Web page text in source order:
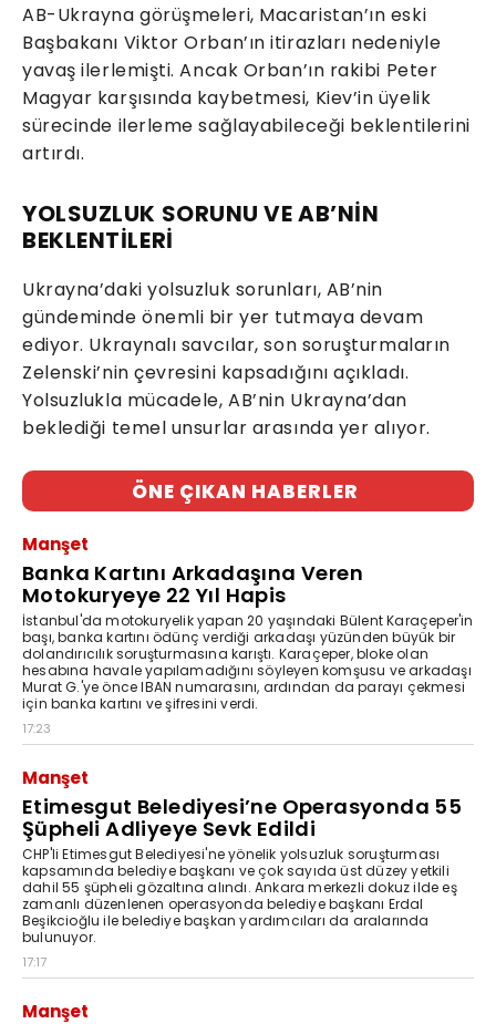
AB-Ukrayna görüşmeleri, Macaristan’ın eski
Başbakanı Viktor Orban’ın itirazları nedeniyle
yavaş ilerlemişti. Ancak Orban’ın rakibi Peter
Magyar karşısında kaybetmesi, Kiev’in üyelik
sürecinde ilerleme sağlayabileceği beklentilerini
artırdı.
YOLSUZLUK SORUNU VE AB’NİN
BEKLENTİLERİ
Ukrayna’daki yolsuzluk sorunları, AB’nin
gündeminde önemli bir yer tutmaya devam
ediyor. Ukraynalı savcılar, son soruşturmaların
Zelenski’nin çevresini kapsadığını açıkladı.
Yolsuzlukla mücadele, AB’nin Ukrayna’dan
beklediği temel unsurlar arasında yer alıyor.
ÖNE ÇIKAN HABERLER
Manşet
Banka Kartını Arkadaşına Veren
Motokuryeye 22 Yıl Hapis
İstanbul'da motokuryelik yapan 20 yaşındaki Bülent Karaçeper'in
başı, banka kartını ödünç verdiği arkadaşı yüzünden büyük bir
dolandırıcılık soruşturmasına karıştı. Karaçeper, bloke olan
hesabına havale yapılamadığını söyleyen komşusu ve arkadaşı
Murat G.'ye önce IBAN numarasını, ardından da parayı çekmesi
için banka kartını ve şifresini verdi.
17:23
Manşet
Etimesgut Belediyesi’ne Operasyonda 55
Şüpheli Adliyeye Sevk Edildi
CHP'li Etimesgut Belediyesi'ne yönelik yolsuzluk soruşturması
kapsamında belediye başkanı ve çok sayıda üst düzey yetkili
dahil 55 şüpheli gözaltına alındı. Ankara merkezli dokuz ilde eş
zamanlı düzenlenen operasyonda belediye başkanı Erdal
Beşikcioğlu ile belediye başkan yardımcıları da aralarında
bulunuyor.
17:17
Manşet